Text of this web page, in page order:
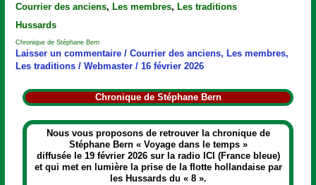
Courrier des anciens, Les membres, Les traditions
Hussards
Chronique de Stéphane Bern
Laisser un commentaire /Courrier des anciens, Les membres,
Les traditions /Webmaster/16 février 2026
Chronique de Stéphane Bern
Nous vous proposons de retrouver la chronique de
Stéphane Bern « Voyage dans le temps »
diffusée le 19 février 2026 sur la radio ICI (France bleue)
et qui met en lumière la prise de la flotte hollandaise par
les Hussards du « 8 ».
Chronique
Stéphane
Bern